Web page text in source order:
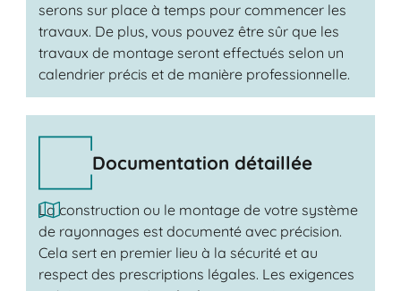
serons sur place à temps pour commencer les
travaux. De plus, vous pouvez être sûr que les
travaux de montage seront effectués selon un
calendrier précis et de manière professionnelle.
Documentation détaillée
La construction ou le montage de votre système
de rayonnages est documenté avec précision.
Cela sert en premier lieu à la sécurité et au
respect des prescriptions légales. Les exigences